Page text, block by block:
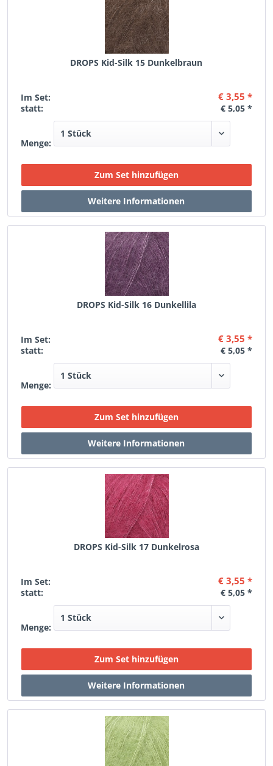
DROPS Kid-Silk 15 Dunkelbraun
Im Set: € 3,55 *
statt: € 5,05 *
Menge:
DROPS Kid-Silk 16 Dunkellila
Im Set: € 3,55 *
statt: € 5,05 *
Menge:
DROPS Kid-Silk 17 Dunkelrosa
Im Set: € 3,55 *
statt: € 5,05 *
Menge: